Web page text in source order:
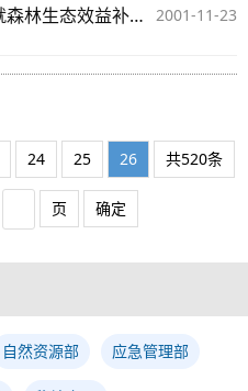
2001-11-23
国家林业局和财政部负责人就森林生态效益补助资金试点工作答记者问
24 25 26 共520条
页 确定
自然资源部 应急管理部